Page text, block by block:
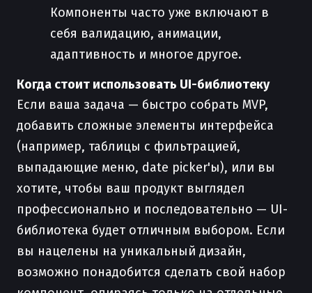
Компоненты часто уже включают в
себя валидацию, анимации,
адаптивность и многое другое.
Когда стоит использовать UI-библиотеку
Если ваша задача — быстро собрать MVP,
добавить сложные элементы интерфейса
(например, таблицы с фильтрацией,
выпадающие меню, date picker'ы), или вы
хотите, чтобы ваш продукт выглядел
профессионально и последовательно — UI-
библиотека будет отличным выбором. Если
вы нацелены на уникальный дизайн,
возможно понадобится сделать свой набор